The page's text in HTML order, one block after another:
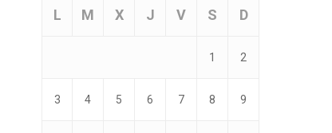
L M X J V S D
1 2
3 4 5 6 7 8 9